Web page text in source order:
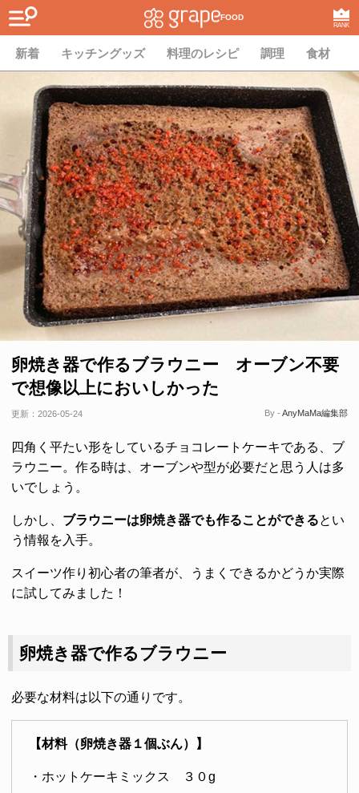
FOOD
RANK
新着 キッチングッズ 料理のレシピ 調理 食材
卵焼き器で作るブラウニー オーブン不要
で想像以上においしかった
更新： 2026-05-24 By - AnyMaMa編集部
四角く平たい形をしているチョコレートケーキである、ブ
ラウニー。作る時は、オーブンや型が必要だと思う人は多
いでしょう。
しかし、 ブラウニーは卵焼き器でも作ることができるとい
う情報を入手。
スイーツ作り初心者の筆者が、うまくできるかどうか実際
に試してみました！
卵焼き器で作るブラウニー
必要な材料は以下の通りです。
【材料（卵焼き器１個ぶん）】
・ホットケーキミックス ３０g